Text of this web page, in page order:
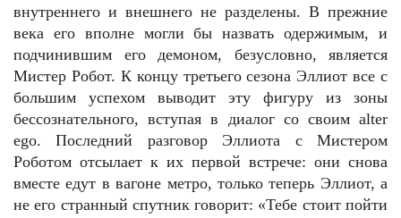
внутреннего и внешнего не разделены. В прежние
века его вполне могли бы назвать одержимым, и
подчинившим его демоном, безусловно, является
Мистер Робот. К концу третьего сезона Эллиот все с
большим успехом выводит эту фигуру из зоны
бессознательного, вступая в диалог со своим alter
ego. Последний разговор Эллиота с Мистером
Роботом отсылает к их первой встрече: они снова
вместе едут в вагоне метро, только теперь Эллиот, а
не его странный спутник говорит: «Тебе стоит пойти